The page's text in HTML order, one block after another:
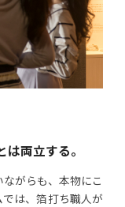
両立する。
がらも、本物にこ
は、箔打ち職人が